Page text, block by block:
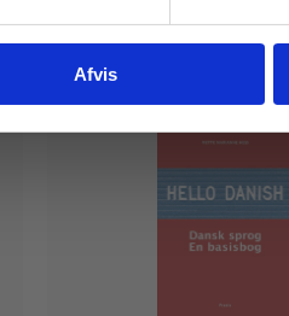
Afvis
privat